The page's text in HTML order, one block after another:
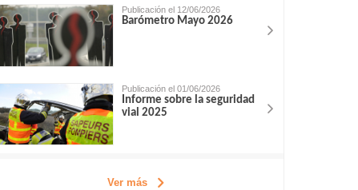
Publicación el 12/06/2026
Barómetro Mayo 2026
Publicación el 01/06/2026
Informe sobre la seguridad
vial 2025
Ver más